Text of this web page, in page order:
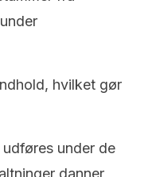
hvilket gør
under de
danner